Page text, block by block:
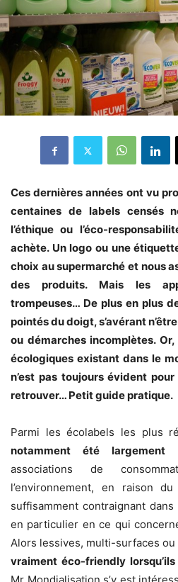
Ces dernières années ont vu
centaines de labels censés
l’éthique ou l’éco-
achète. Un logo ou une
choix au supermarché et nous
des produits. Mais les
trompeuses… De plus en plus
pointés du doigt, s’avérant
ou démarches incomplètes.
écologiques existant dans le
n’est pas toujours évident
retrouver… Petit guide pratique.
Parmi les écolabels les plus
notamment été largement
associations de
l’environnement, en raison
suffisamment contraignant
en particulier en ce qui
Alors lessives, multi-surfaces
vraiment éco-friendly